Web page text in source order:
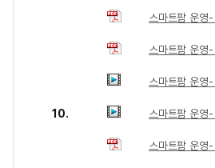
스마트팜 운영
스마트팜 운영
스마트팜 운영
10. 스마트팜 운영
스마트팜 운영